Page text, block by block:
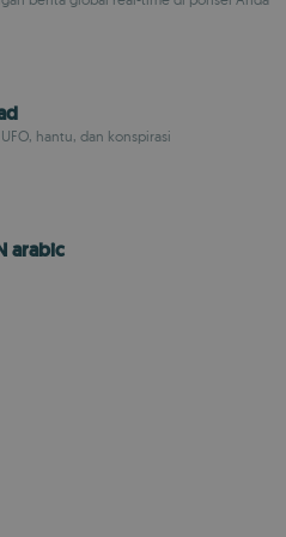
hantu, dan konspirasi
arabic